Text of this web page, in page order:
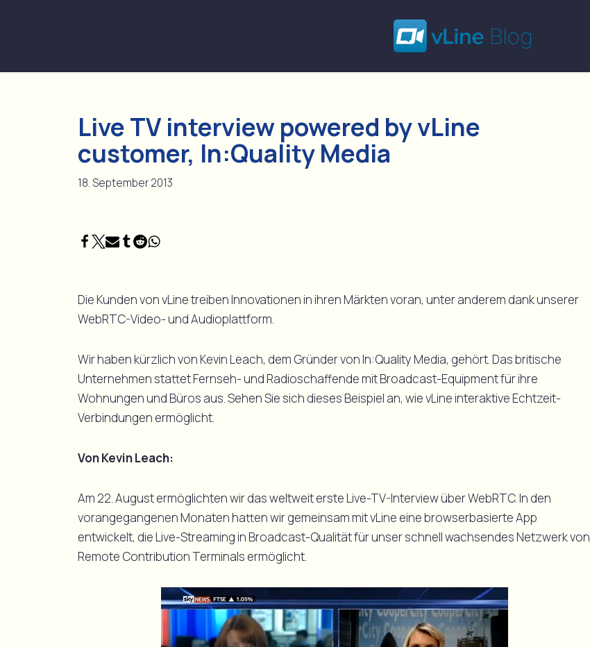
springen
Live TV interview powered by vLine
customer, In:Quality Media
18. September 2013
Die Kunden von vLine treiben Innovationen in ihren Märkten voran, unter anderem dank unserer
WebRTC-Video- und Audioplattform.
Wir haben kürzlich von Kevin Leach, dem Gründer von In:Quality Media, gehört. Das britische
Unternehmen stattet Fernseh- und Radioschaffende mit Broadcast-Equipment für ihre
Wohnungen und Büros aus. Sehen Sie sich dieses Beispiel an, wie vLine interaktive Echtzeit-
Verbindungen ermöglicht.
Von Kevin Leach:
Am 22. August ermöglichten wir das weltweit erste Live-TV-Interview über WebRTC. In den
vorangegangenen Monaten hatten wir gemeinsam mit vLine eine browserbasierte App
entwickelt, die Live-Streaming in Broadcast-Qualität für unser schnell wachsendes Netzwerk von
Remote Contribution Terminals ermöglicht.